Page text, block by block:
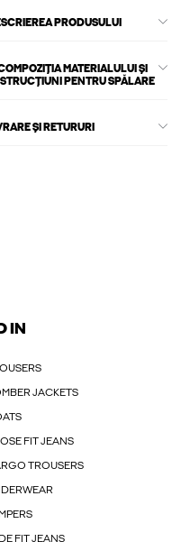
PRODUSULUI
MATERIALULUI ȘI
PENTRU SPĂLARE
ȘI RETURURI
IN
JACKETS
FIT JEANS
TROUSERS
FIT JEANS